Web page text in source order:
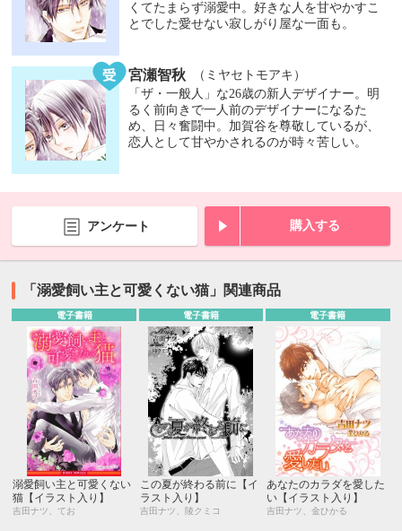
くてたまらず溺愛中。好きな人を甘やかすこ
とでした愛せない寂しがり屋な一面も。
宮瀬智秋
（ミヤセトモアキ）
「ザ・一般人」な26歳の新人デザイナー。明
るく前向きで一人前のデザイナーになるた
め、日々奮闘中。加賀谷を尊敬しているが、
恋人として甘やかされるのが時々苦しい。
アンケート 購入する
「溺愛飼い主と可愛くない猫」関連商品
電子書籍
溺愛飼い主と可愛くない
猫【イラスト入り】
吉田ナツ、てお
電子書籍
この夏が終わる前に【イ
ラスト入り】
吉田ナツ、陵クミコ
電子書籍
あなたのカラダを愛した
い【イラスト入り】
吉田ナツ、金ひかる